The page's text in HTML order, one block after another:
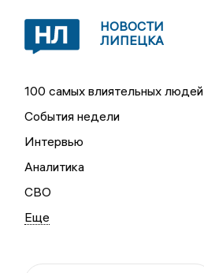
НОВОСТИ
ЛИПЕЦКА
100 самых влиятельных людей
События недели
Интервью
Аналитика
СВО